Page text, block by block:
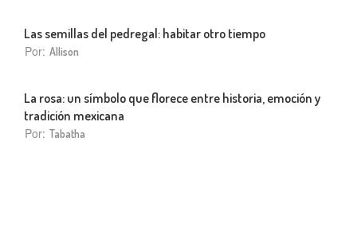
Las semillas del pedregal: habitar otro tiempo
Por: Allison
La rosa: un símbolo que florece entre historia, emoción y
tradición mexicana
Por: Tabatha